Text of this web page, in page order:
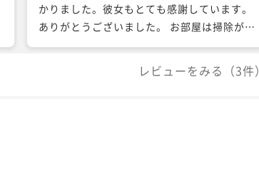
かりました。彼女もとても感謝しています。
ありがとうございました。 お部屋は掃除が行
き届いており、とても快適に過ごすことがで
きました。数多くの宿泊施設に滞在しました
がポンツーンさんの清潔感は飛び抜けていま
レビューをみる（3件）